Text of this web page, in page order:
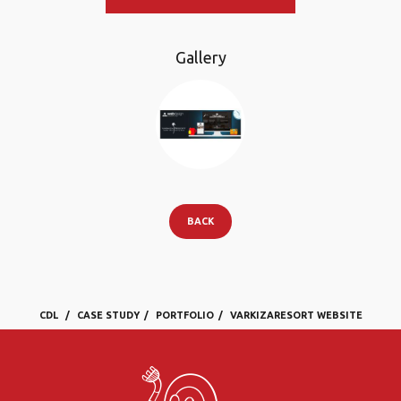
Gallery
BACK
CDL CASE STUDY PORTFOLIO VARKIZARESORT WEBSITE